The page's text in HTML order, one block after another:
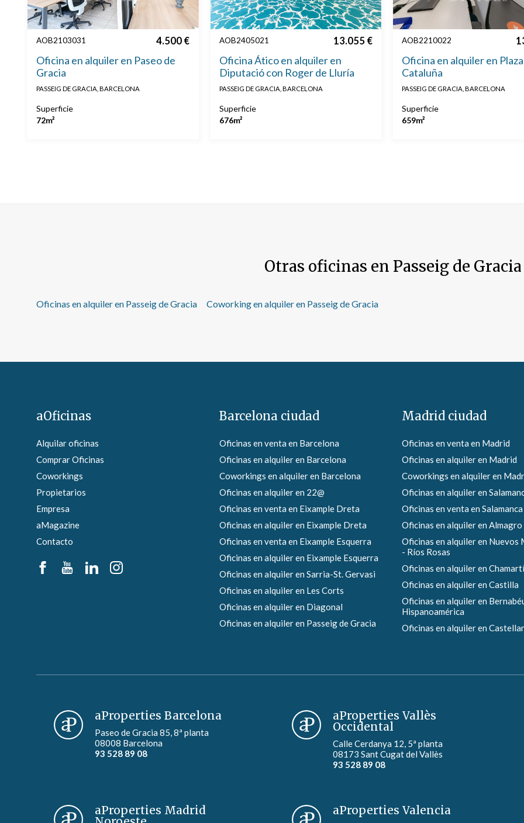
AOB2103031 4.500 €
Oficina en alquiler en Paseo de
Gracia
PASSEIG DE GRACIA, BARCELONA
Superficie
72m²
AOB2405021 13.055 €
Oficina Ático en alquiler en
Diputació con Roger de Lluría
PASSEIG DE GRACIA, BARCELONA
Superficie
676m²
AOB2210022
Oficina en alquiler en Plaza
Cataluña
PASSEIG DE GRACIA, BARCELONA
Superficie
659m²
Otras oficinas en Passeig de Gracia
Oficinas en alquiler en Passeig de Gracia Coworking en alquiler en Passeig de Gracia
aOficinas
Alquilar oficinas
Comprar Oficinas
Coworkings
Propietarios
Empresa
aMagazine
Contacto
Barcelona ciudad
Oficinas en venta en Barcelona
Oficinas en alquiler en Barcelona
Coworkings en alquiler en Barcelona
Oficinas en alquiler en 22@
Oficinas en venta en Eixample Dreta
Oficinas en alquiler en Eixample Dreta
Oficinas en venta en Eixample Esquerra
Oficinas en alquiler en Eixample Esquerra
Oficinas en alquiler en Sarria-St. Gervasi
Oficinas en alquiler en Les Corts
Oficinas en alquiler en Diagonal
Oficinas en alquiler en Passeig de Gracia
Madrid ciudad
Oficinas en venta en Madrid
Oficinas en alquiler en Madrid
Coworkings en alquiler en
Oficinas en alquiler en
Oficinas en venta en Salamanca
Oficinas en alquiler en Almagro
Oficinas en alquiler en Nuevos
- Ríos Rosas
Oficinas en alquiler en
Oficinas en alquiler en Castilla
Oficinas en alquiler en
Hispanoamérica
Oficinas en alquiler en
aProperties Barcelona
Paseo de Gracia 85, 8ª planta
08008 Barcelona
93 528 89 08
aProperties Vallès
Occidental
Calle Cerdanya 12, 5ª planta
08173 Sant Cugat del Vallès
93 528 89 08
aProperties Madrid aProperties Valencia